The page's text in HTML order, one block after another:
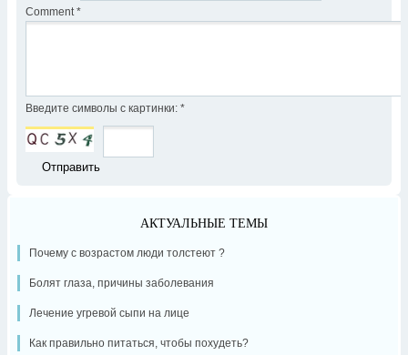
Comment *
Введите символы с картинки: *
АКТУАЛЬНЫЕ ТЕМЫ
Почему с возрастом люди толстеют ?
Болят глаза, причины заболевания
Лечение угревой сыпи на лице
Как правильно питаться, чтобы похудеть?